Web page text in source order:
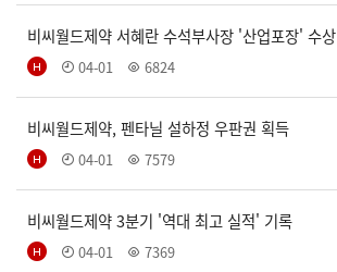
비씨월드제약 서혜란 수석부사장 '산업포장' 수상
04-01 6824
비씨월드제약, 펜타닐 설하정 우판권 획득
04-01 7579
비씨월드제약 3분기 '역대 최고 실적' 기록
04-01 7369